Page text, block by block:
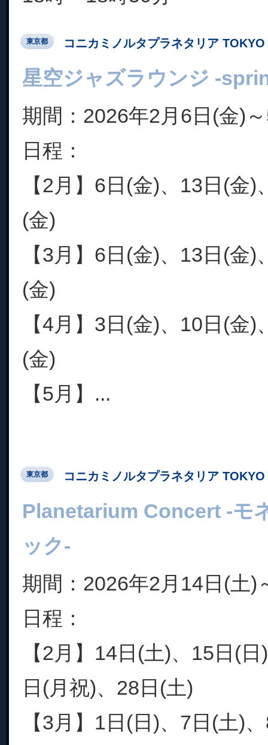
東京都 コニカミノルタプラネタリア TOKYO
星空ジャズラウンジ -
期間：2026年2月6日(金)
日程：
【2月】6日(金)、13日(金
(金)
【3月】6日(金)、13日(金
(金)
【4月】3日(金)、10日(金
(金)
【5月】...
東京都 コニカミノルタプラネタリア TOKYO
Planetarium Concert -モ
ック-
期間：2026年2月14日(土)
日程：
【2月】14日(土)、15日(
日(月祝)、28日(土)
【3月】1日(日)、7日(土)